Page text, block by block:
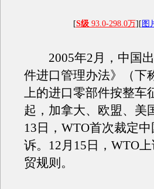
[S级93.0-298.0万][ 图
2005年2月，中国出
件进口管理办法》（下
上的进口零部件按整车
起，加拿大、欧盟、美
13日，WTO首次裁定
诉。12月15日，WTO
贸规则。